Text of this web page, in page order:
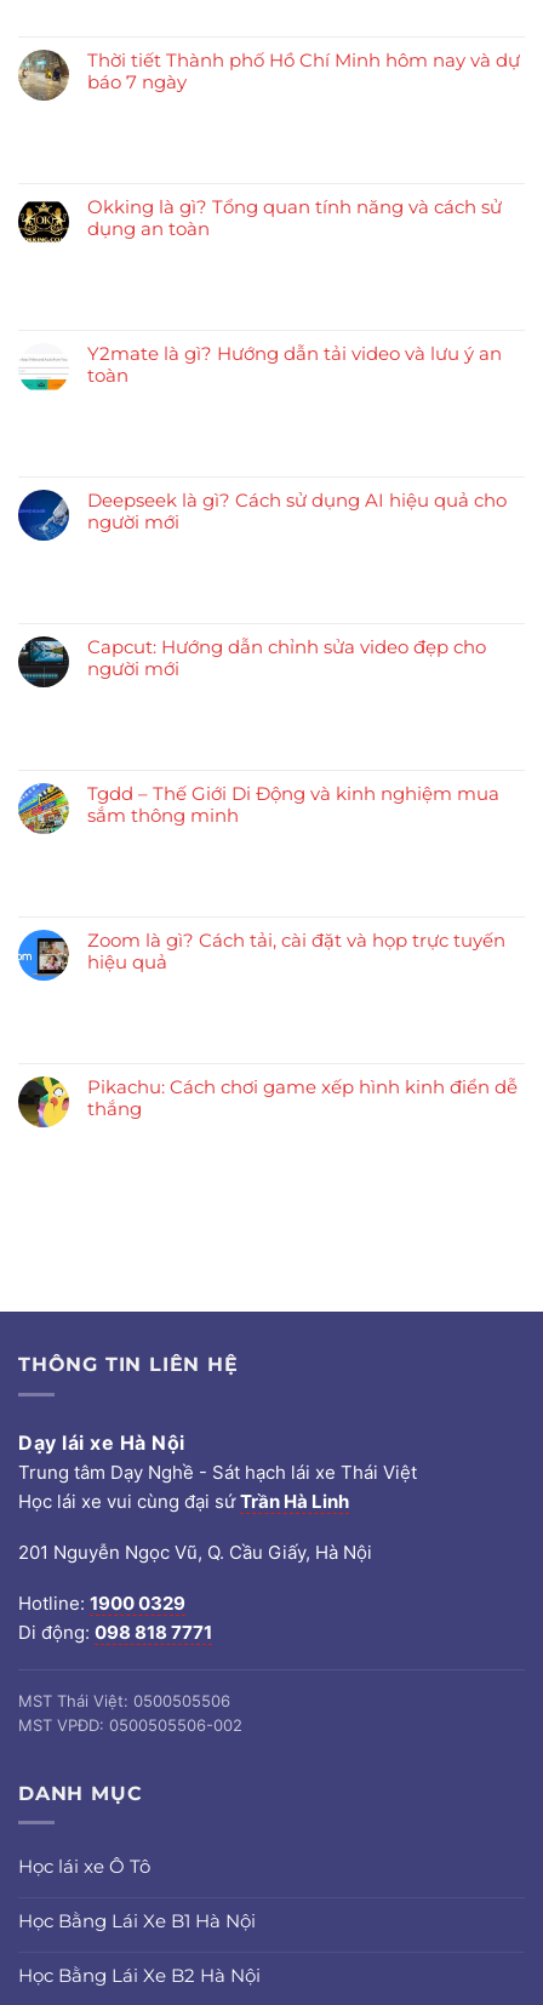
Thời tiết Thành phố Hồ Chí Minh hôm nay và dự
báo 7 ngày
Okking là gì? Tổng quan tính năng và cách sử
dụng an toàn
Y2mate là gì? Hướng dẫn tải video và lưu ý an
toàn
Deepseek là gì? Cách sử dụng AI hiệu quả cho
người mới
Capcut: Hướng dẫn chỉnh sửa video đẹp cho
người mới
Tgdd – Thế Giới Di Động và kinh nghiệm mua
sắm thông minh
Zoom là gì? Cách tải, cài đặt và họp trực tuyến
hiệu quả
Pikachu: Cách chơi game xếp hình kinh điển dễ
thắng
THÔNG TIN LIÊN HỆ
Dạy lái xe Hà Nội
Trung tâm Dạy Nghề - Sát hạch lái xe Thái Việt
Học lái xe vui cùng đại sứTrần Hà Linh
201 Nguyễn Ngọc Vũ, Q. Cầu Giấy, Hà Nội
Hotline: 1900 0329
Di động: 098 818 7771
MST Thái Việt: 0500505506
MST VPĐD: 0500505506-002
DANH MỤC
Học lái xe Ô Tô
Học Bằng Lái Xe B1 Hà Nội
Học Bằng Lái Xe B2 Hà Nội